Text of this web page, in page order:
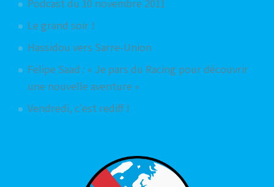
Podcast du 10 novembre 2011
Le grand soir !
Hassidou vers Sarre-Union
Felipe Saad : « Je pars du Racing pour découvrir
une nouvelle aventure »
Vendredi, c'est rediff !